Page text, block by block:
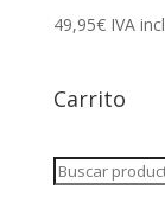
49,95€ IVA
Carrito
Buscar